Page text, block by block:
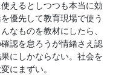
えるとしつつも本当に効
優先して教育現場で使う
なものを教材にしたら、
認を怠ろうが情緒さえ認
にしかならない。社会を
にまずい。